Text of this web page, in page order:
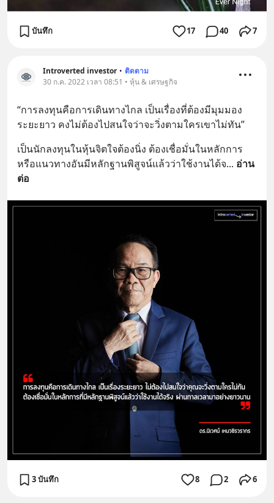
บันทึก 17 40 7
Introverted investor • ติดตาม
30 ก.ค. 2022 เวลา 08:51 • หุ้น & เศรษฐกิจ
“การลงทุนคือการเดินทางไกล เป็นเรื่องที่ต้องมีมุมมอง
ระยะยาว คงไม่ต้องไปสนใจว่าจะวิ่งตามใครเขาไม่ทัน”
เป็นนักลงทุนในหุ้นจิตใจต้องนิ่ง ต้องเชื่อมั่นในหลักการ
หรือแนวทางอันมีหลักฐานพิสูจน์แล้วว่าใช้งานได้จ... อ่าน
ต่อ
3 บันทึก 8 2 6